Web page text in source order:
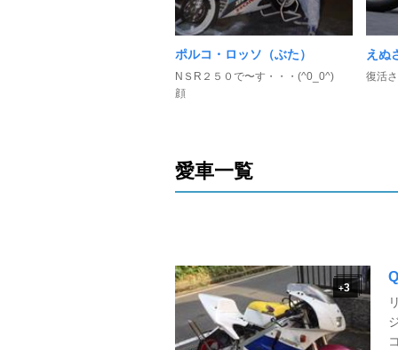
ポルコ・ロッソ（ぶた）
NＳR２５０で〜す・・・(^0_0^)
顔
えぬ
復活
愛車一覧
+3